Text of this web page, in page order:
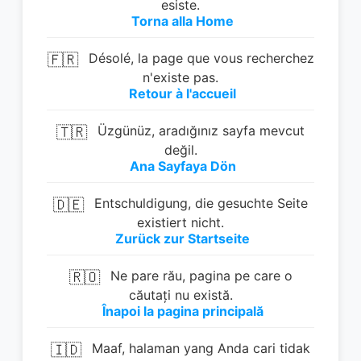
esiste.
Torna alla Home
🇫🇷
Désolé, la page que vous recherchez
n'existe pas.
Retour à l'accueil
🇹🇷
Üzgünüz, aradığınız sayfa mevcut
değil.
Ana Sayfaya Dön
🇩🇪
Entschuldigung, die gesuchte Seite
existiert nicht.
Zurück zur Startseite
🇷🇴
Ne pare rău, pagina pe care o
căutați nu există.
Înapoi la pagina principală
🇮🇩
Maaf, halaman yang Anda cari tidak